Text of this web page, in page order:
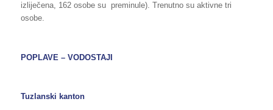
izliječena, 162 osobe su preminule). Trenutno su aktivne tri
osobe.
POPLAVE – VODOSTAJI
Tuzlanski kanton